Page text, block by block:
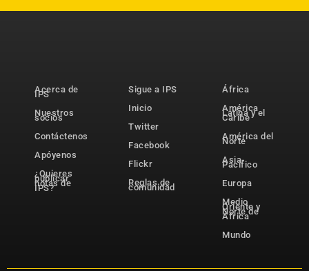
Acerca de
IPS
Nuestros
socios
Contáctenos
Apóyenos
¿Quieres
publicar
notas de
IPS?
Sigue a IPS
Inicio
Twitter
Facebook
Flickr
Reglas de
comunidad
África
América
Latina y el
Caribe
América del
Norte
Asia-
Pacífico
Europa
Medio
Oriente y
Norte de
África
Mundo